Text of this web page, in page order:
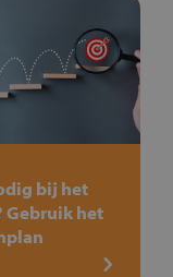
bij het
Gebruik het